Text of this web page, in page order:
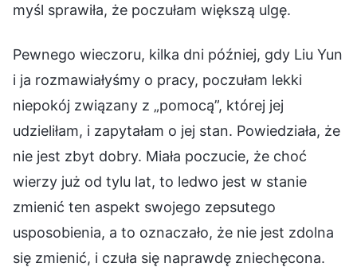
myśl sprawiła, że poczułam większą ulgę.
Pewnego wieczoru, kilka dni później, gdy Liu Yun
i ja rozmawiałyśmy o pracy, poczułam lekki
niepokój związany z „pomocą”, której jej
udzieliłam, i zapytałam o jej stan. Powiedziała, że
nie jest zbyt dobry. Miała poczucie, że choć
wierzy już od tylu lat, to ledwo jest w stanie
zmienić ten aspekt swojego zepsutego
usposobienia, a to oznaczało, że nie jest zdolna
się zmienić, i czuła się naprawdę zniechęcona.